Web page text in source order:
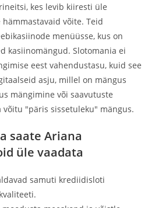
kes levib kiiresti üle
võite. Teid
menüüsse, kus on
kasiinomängud. Slotomania ei
eest vahendustasu, kuid see
asju, millel on mängus
mängimine või saavutuste
"päris sissetuleku" mängus.
saate Ariana
üle vaadata
samuti krediidisloti